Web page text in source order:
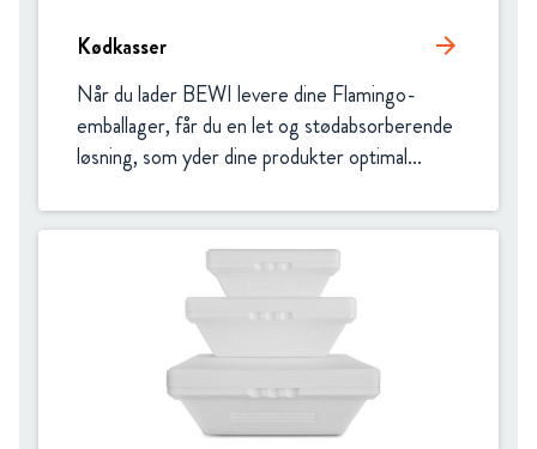
Kødkasser arrow_forward
Når du lader BEWI levere dine Flamingo-
emballager, får du en let og stødabsorberende
løsning, som yder dine produkter optimal...